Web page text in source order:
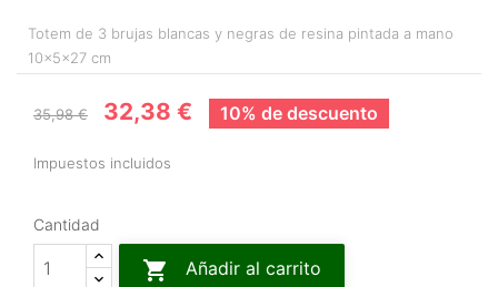
Totem de 3 brujas blancas y negras de resina pintada a mano
10x5x27 cm
35,98 € 32,38 € 10% de descuento
Impuestos incluidos
Cantidad
 Añadir al carrito